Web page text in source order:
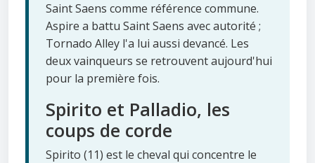
Saint Saens comme référence commune.
Aspire a battu Saint Saens avec autorité ;
Tornado Alley l'a lui aussi devancé. Les
deux vainqueurs se retrouvent aujourd'hui
pour la première fois.
Spirito et Palladio, les
coups de corde
Spirito (11) est le cheval qui concentre le